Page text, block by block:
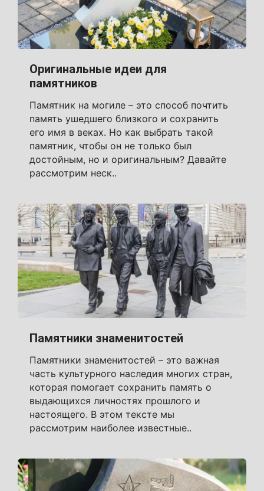
Оригинальные идеи для
памятников
Памятник на могиле – это способ почтить
память ушедшего близкого и сохранить
его имя в веках. Но как выбрать такой
памятник, чтобы он не только был
достойным, но и оригинальным? Давайте
рассмотрим неск..
Памятники знаменитостей
Памятники знаменитостей – это важная
часть культурного наследия многих стран,
которая помогает сохранить память о
выдающихся личностях прошлого и
настоящего. В этом тексте мы
рассмотрим наиболее известные..